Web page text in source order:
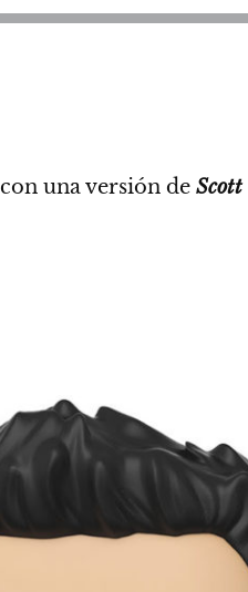
con una versión de Scott